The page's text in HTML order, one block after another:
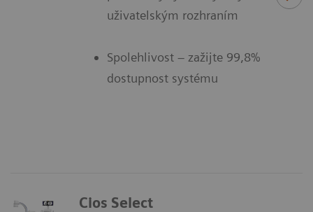
uživatelským rozhraním
Spolehlivost – zažijte 99,8%
dostupnost systému
Cios Select